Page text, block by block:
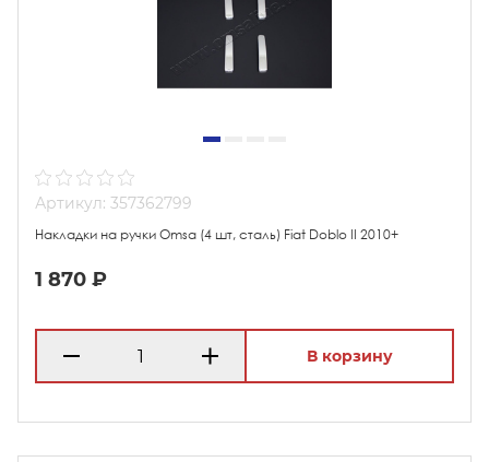
Артикул: 357362799
Накладки на ручки Omsa (4 шт, сталь) Fiat Doblo II 2010+
1 870 ₽
В корзину